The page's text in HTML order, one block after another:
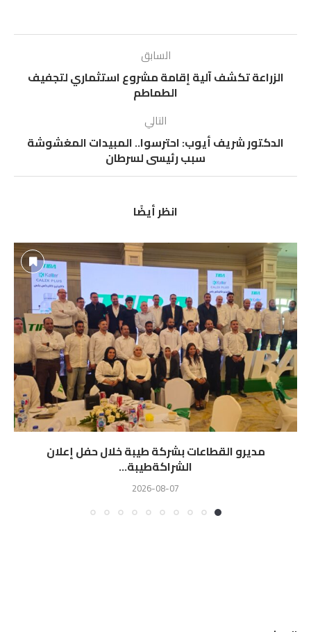
السابق
الزراعة تكشف آلية إقامة مشروع استثماري لتجفيف
الطماطم
التالي
الدكتور شريف أيوب: احترسوا.. المبيدات المغشوشة
سبب رئيسى لسرطان
انظر أيضًا
مديرو القطاعات بشركة طيبة خلال حفل إعلان
الشراكةطيبة...
2026-08-07